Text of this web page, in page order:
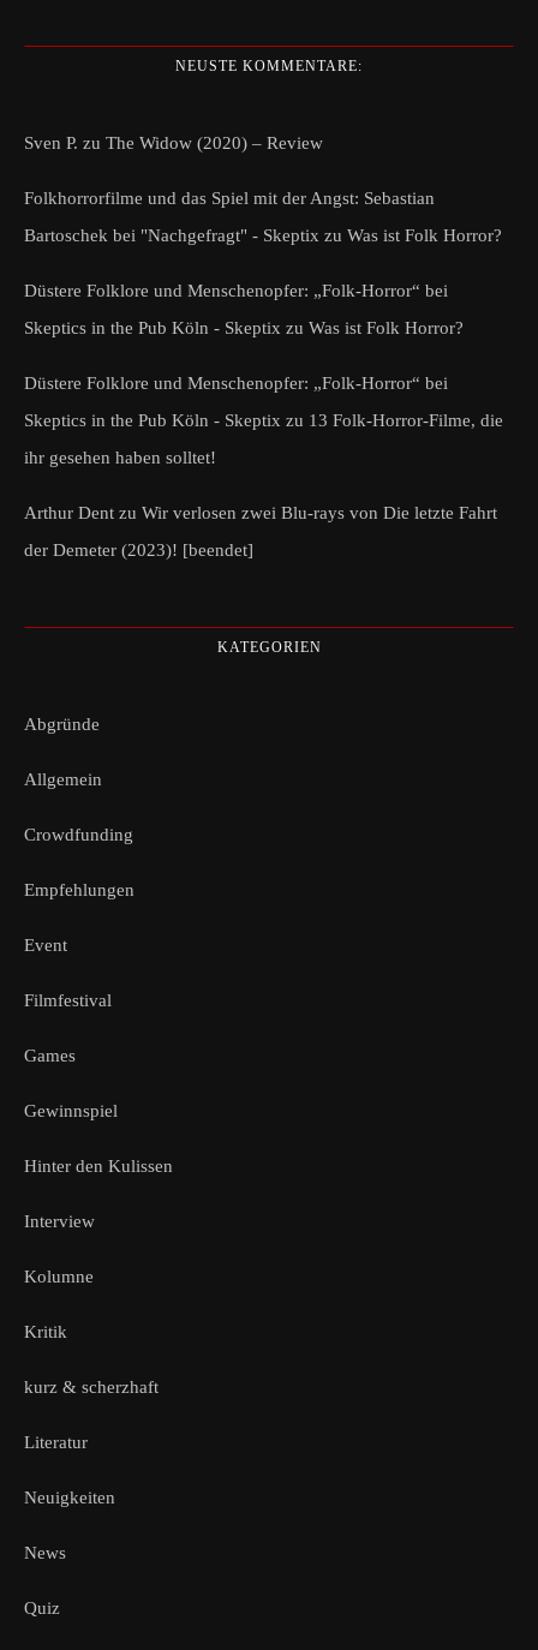
NEUSTE KOMMENTARE:
Sven P. zu The Widow (2020) – Review
Folkhorrorfilme und das Spiel mit der Angst: Sebastian
Bartoschek bei "Nachgefragt" - Skeptix zu Was ist Folk Horror?
Düstere Folklore und Menschenopfer: „Folk-Horror“ bei
Skeptics in the Pub Köln - Skeptix zu Was ist Folk Horror?
Düstere Folklore und Menschenopfer: „Folk-Horror“ bei
Skeptics in the Pub Köln - Skeptix zu 13 Folk-Horror-Filme, die
ihr gesehen haben solltet!
Arthur Dent zu Wir verlosen zwei Blu-rays von Die letzte Fahrt
der Demeter (2023)! [beendet]
KATEGORIEN
Abgründe
Allgemein
Crowdfunding
Empfehlungen
Event
Filmfestival
Games
Gewinnspiel
Hinter den Kulissen
Interview
Kolumne
Kritik
kurz & scherzhaft
Literatur
Neuigkeiten
News
Quiz